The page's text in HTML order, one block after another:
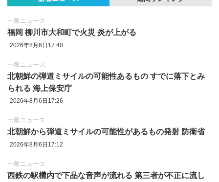
一般ニュース
福岡 柳川市大和町で火災 炎が上がる
2026年8月6日17:40
一般ニュース
北朝鮮の弾道ミサイルの可能性あるもの すでに落下とみ
られる 海上保安庁
2026年8月6日17:26
一般ニュース
北朝鮮から弾道ミサイルの可能性があるもの発射 防衛省
2026年8月6日17:12
一般ニュース
西鉄の駅構内で下品な音声が流れる 第三者が不正に流し